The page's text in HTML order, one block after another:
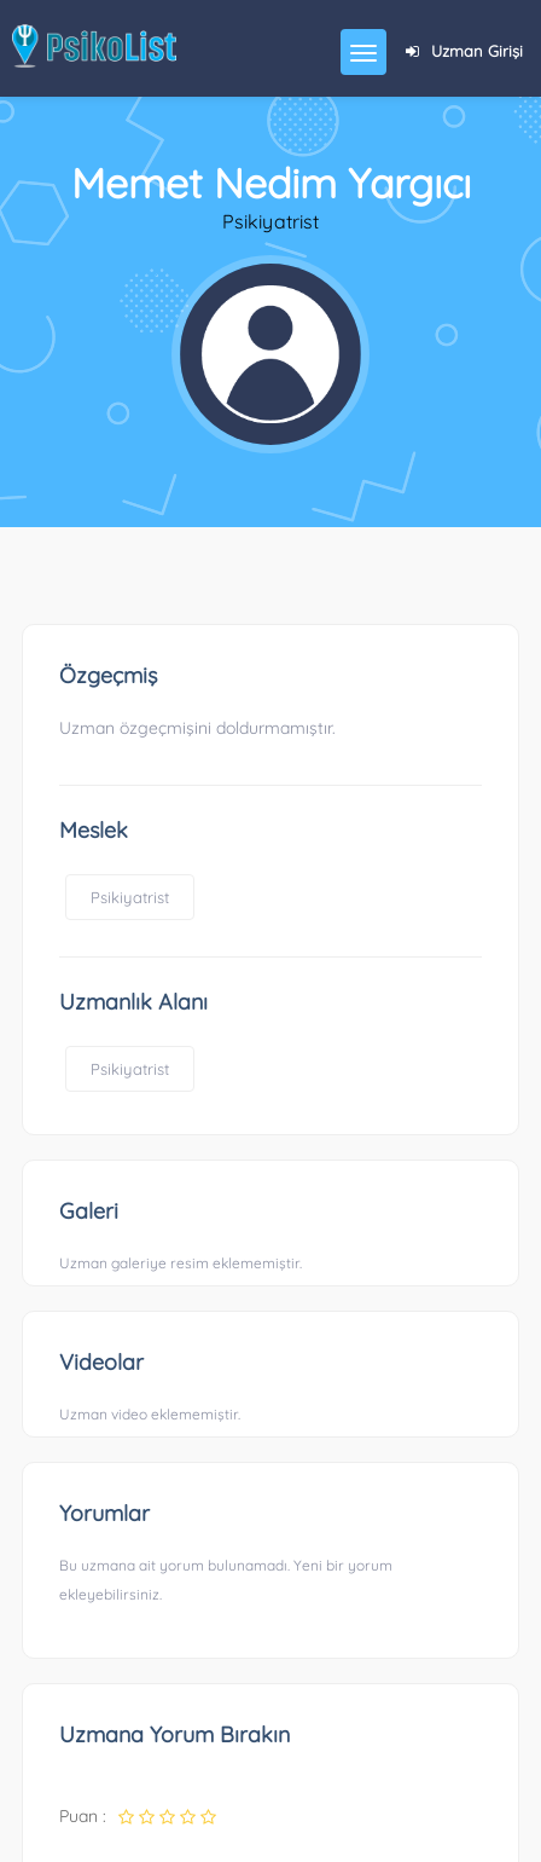
Uzman Girişi
Memet Nedim Yargıcı
Psikiyatrist
Özgeçmiş
Uzman özgeçmişini doldurmamıştır.
Meslek
Psikiyatrist
Uzmanlık Alanı
Psikiyatrist
Galeri
Uzman galeriye resim eklememiştir.
Videolar
Uzman video eklememiştir.
Yorumlar
Bu uzmana ait yorum bulunamadı. Yeni bir yorum
ekleyebilirsiniz.
Uzmana Yorum Bırakın
Puan :